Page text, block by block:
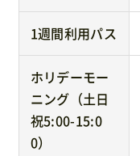
1週間利用パス
ホリデーモー
ニング（土日
祝5:00-15:0
0）